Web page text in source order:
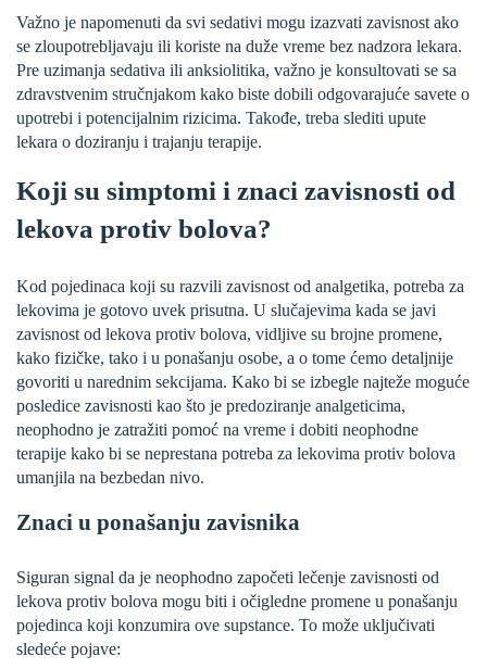
Važno je napomenuti da svi sedativi mogu izazvati zavisnost ako
se zloupotrebljavaju ili koriste na duže vreme bez nadzora lekara.
Pre uzimanja sedativa ili anksiolitika, važno je konsultovati se sa
zdravstvenim stručnjakom kako biste dobili odgovarajuće savete o
upotrebi i potencijalnim rizicima. Takođe, treba slediti upute
lekara o doziranju i trajanju terapije.
Koji su simptomi i znaci zavisnosti od
lekova protiv bolova?
Kod pojedinaca koji su razvili zavisnost od analgetika, potreba za
lekovima je gotovo uvek prisutna. U slučajevima kada se javi
zavisnost od lekova protiv bolova, vidljive su brojne promene,
kako fizičke, tako i u ponašanju osobe, a o tome ćemo detaljnije
govoriti u narednim sekcijama. Kako bi se izbegle najteže moguće
posledice zavisnosti kao što je predoziranje analgeticima,
neophodno je zatražiti pomoć na vreme i dobiti neophodne
terapije kako bi se neprestana potreba za lekovima protiv bolova
umanjila na bezbedan nivo.
Znaci u ponašanju zavisnika
Siguran signal da je neophodno započeti lečenje zavisnosti od
lekova protiv bolova mogu biti i očigledne promene u ponašanju
pojedinca koji konzumira ove supstance. To može uključivati
sledeće pojave: